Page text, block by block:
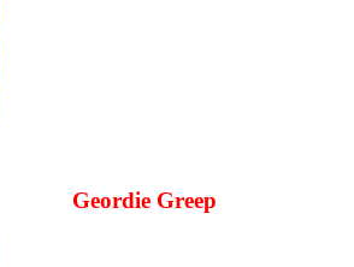
Geordie Greep